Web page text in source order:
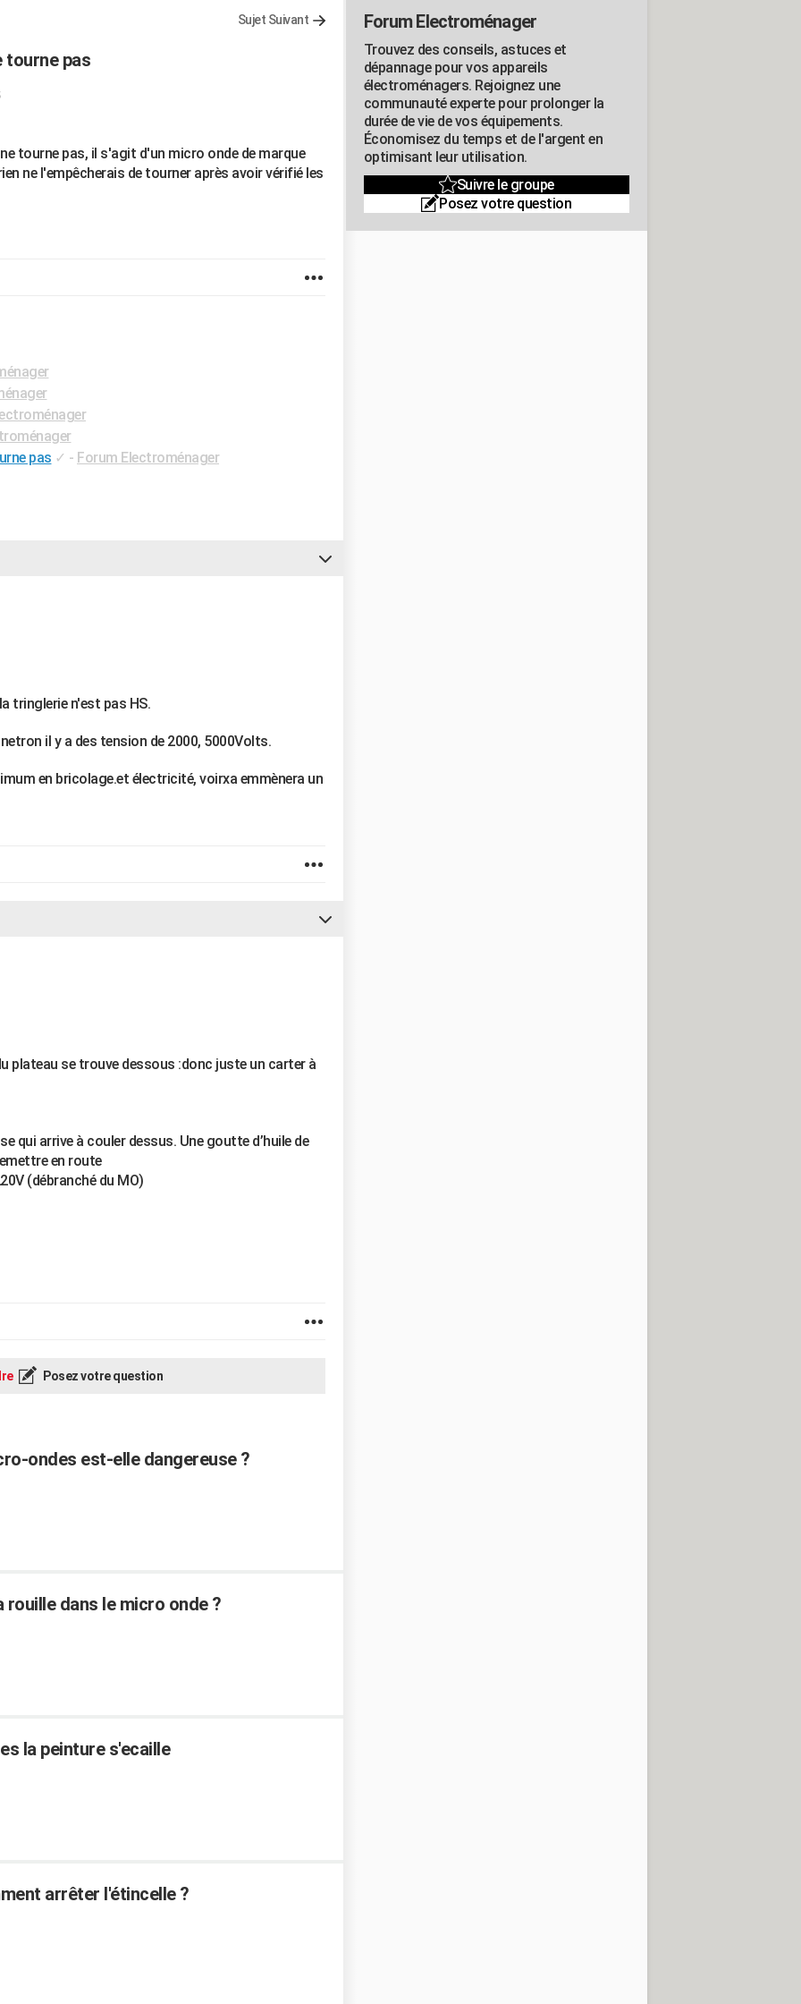
Sujet Suivant
tourne pas
tourne pas, il s'agit d'un micro onde de marque
ne l'empêcherais de tourner après avoir vérifié les
pas ✓ - Forum Electroménager
tringlerie n'est pas HS.
il y a des tension de 2000, 5000Volts.
en bricolage.et électricité, voirxa emmènera un
plateau se trouve dessous :donc juste un carter à
qui arrive à couler dessus. Une goutte d’huile de
en route
(débranché du MO)
Posez votre question
ondes est-elle dangereuse ?
rouille dans le micro onde ?
la peinture s'ecaille
arrêter l'étincelle ?
Forum Electroménager
Trouvez des conseils, astuces et
dépannage pour vos appareils
électroménagers. Rejoignez une
communauté experte pour prolonger la
durée de vie de vos équipements.
Économisez du temps et de l'argent en
optimisant leur utilisation.
Suivre le groupe
Posez votre question